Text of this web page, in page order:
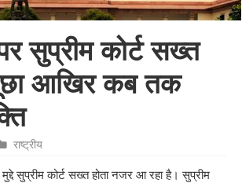
सुप्रीम कोर्ट सख्‍त
आखिर कब तक
राष्ट्रीय
सुप्रीम कोर्ट सख्‍त होता नजर आ रहा है। सुप्रीम